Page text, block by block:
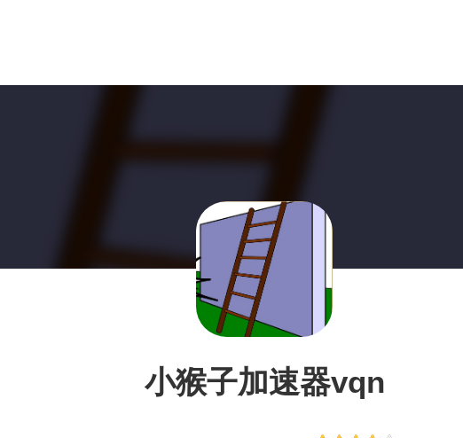
小猴子加速器vqn